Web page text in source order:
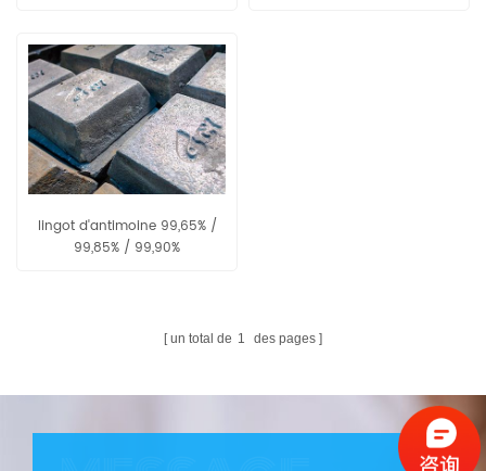
lingot d'antimoine 99,65% /
99,85% / 99,90%
un total de 1 des pages